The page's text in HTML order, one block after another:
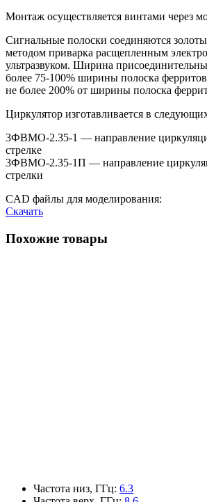
Монтаж осуществляется винтами через
Сигнальные полоски соединяются
методом приварка расщепленным
ультразвуком. Ширина
более 75-100% ширины полоска
не более 200% от ширины полоска
Циркулятор изготавливается в
3ФВМO-2.35-1 — направление
стрелке
3ФВМO-2.35-1П — направление
стрелки
CAD файлы для моделирования:
Скачать
Похожие товары
Частота низ, ГГц: 6.3